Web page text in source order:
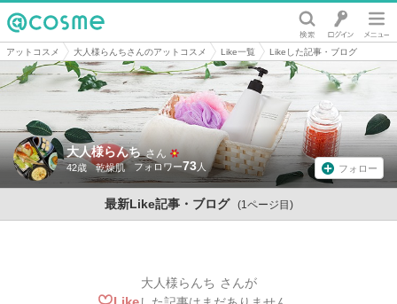
@cosme
アットコスメ 大人様らんちさんのアットコスメ Like一覧 Likeした記事・ブログ
大人様らんち さん
42歳 乾燥肌 73 フォロー
最新Like記事・ブログ (1ページ目)
大人様らんち さんが